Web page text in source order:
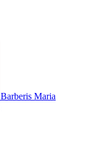
Barberis Maria